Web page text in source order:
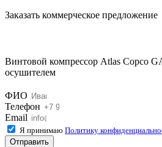
Заказать коммерческое предложение
Винтовой компрессор Atlas Copco
осушителем
ФИО
Телефон
Email
Я принимаю Политику
Отправить